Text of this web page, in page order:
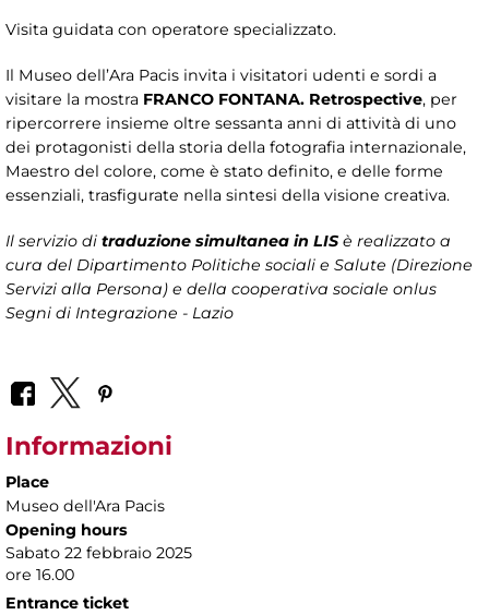
Visita guidata con operatore specializzato.
Il Museo dell’Ara Pacis invita i visitatori udenti e sordi a
visitare la mostra FRANCO FONTANA. Retrospective, per
ripercorrere insieme oltre sessanta anni di attività di uno
dei protagonisti della storia della fotografia internazionale,
Maestro del colore, come è stato definito, e delle forme
essenziali, trasfigurate nella sintesi della visione creativa.
Il servizio di traduzione simultanea in LIS è realizzato a
cura del Dipartimento Politiche sociali e Salute (Direzione
Servizi alla Persona) e della cooperativa sociale onlus
Segni di Integrazione - Lazio
Informazioni
Place
Museo dell'Ara Pacis
Opening hours
Sabato 22 febbraio 2025
ore 16.00
Entrance ticket